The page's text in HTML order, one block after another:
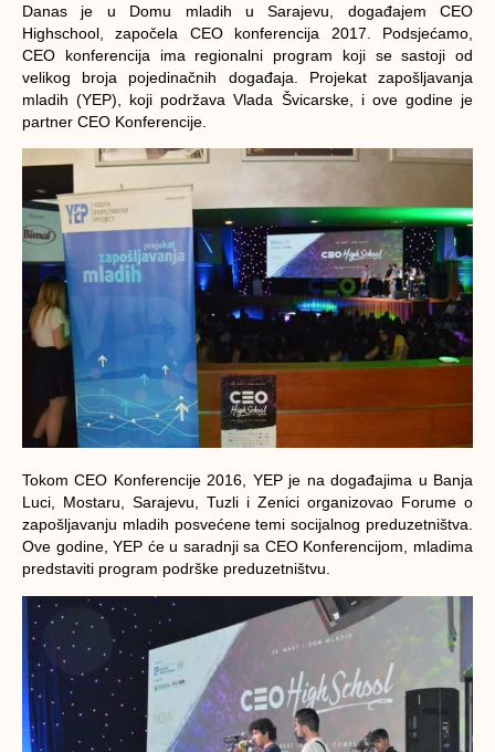
Danas je u Domu mladih u Sarajevu, događajem CEO
Highschool , započela CEO konferencija 2017. Podsjećamo,
CEO konferencija ima regionalni program koji se sastoji od
velikog broja pojedinačnih događaja. Projekat zapošljavanja
mladih (YEP), koji podržava Vlada Švicarske, i ove godine je
partner CEO Konferencije.
Tokom CEO Konferencije 2016, YEP je na događajima u Banja
Luci, Mostaru, Sarajevu, Tuzli i Zenici organizovao Forume o
zapošljavanju mladih posvećene temi socijalnog preduzetništva.
Ove godine, YEP će u saradnji sa CEO Konferencijom, mladima
predstaviti program podrške preduzetništvu.